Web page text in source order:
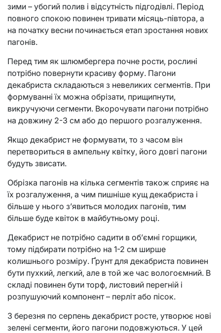
зими – убогий полив і відсутність підгодівлі. Період
повного спокою повинен тривати місяць-півтора, а
на початку весни починається етап зростання нових
пагонів.
Перед тим як шлюмбергера почне рости, рослині
потрібно повернути красиву форму. Пагони
декабриста складаються з невеликих сегментів. При
формуванні їх можна обрізати, прищипнути,
викручуючи сегменти. Вкорочувати пагони потрібно
на довжину 2-3 см або до першого розгалуження.
Якщо декабрист не формувати, то з часом він
перетвориться в ампельну квітку, його довгі пагони
будуть звисати.
Обрізка пагонів на кілька сегментів також сприяє на
їх розгалуження, а чим пишніше кущ декабриста і
більше у нього з’явиться молодих пагонів, тим
більше буде квіток в майбутньому році.
Декабрист не потрібно садити в об’ємні горщики,
тому підбирати потрібно на 1-2 см ширше
колишнього розміру. Ґрунт для декабриста повинен
бути пухкий, легкий, але в той же час вологоємний. В
складі повинен бути торф, листовий перегній і
розпушуючий компонент – перліт або пісок.
З березня по серпень декабрист росте, утворює нові
зелені сегменти, його пагони подовжуються. У цей